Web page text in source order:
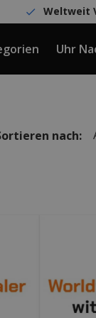
Weltweit
Uhr
nach: